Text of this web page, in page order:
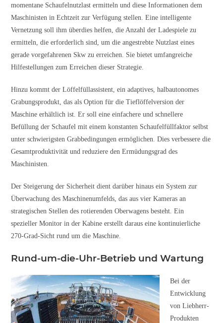
momentane Schaufelnutzlast ermitteln und diese Informationen dem
Maschinisten in Echtzeit zur Verfügung stellen. Eine intelligente
Vernetzung soll ihm überdies helfen, die Anzahl der Ladespiele zu
ermitteln, die erforderlich sind, um die angestrebte Nutzlast eines
gerade vorgefahrenen Skw zu erreichen. Sie bietet umfangreiche
Hilfestellungen zum Erreichen dieser Strategie.
Hinzu kommt der Löffelfüllassistent, ein adaptives, halbautonomes
Grabungsprodukt, das als Option für die Tieflöffelversion der
Maschine erhältlich ist. Er soll eine einfachere und schnellere
Befüllung der Schaufel mit einem konstanten Schaufelfüllfaktor selbst
unter schwierigsten Grabbedingungen ermöglichen. Dies verbessere die
Gesamtproduktivität und reduziere den Ermüdungsgrad des
Maschinisten.
Der Steigerung der Sicherheit dient darüber hinaus ein System zur
Überwachung des Maschinenumfelds, das aus vier Kameras an
strategischen Stellen des rotierenden Oberwagens besteht. Ein
spezieller Monitor in der Kabine erstellt daraus eine kontinuierliche
270-Grad-Sicht rund um die Maschine.
Rund-um-die-Uhr-Betrieb und Wartung
Bei der
Entwicklung
von Liebherr-
Produkten